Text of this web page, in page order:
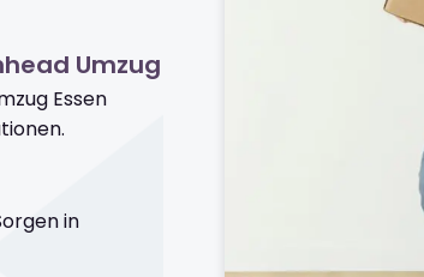
Umzug
Essen
in